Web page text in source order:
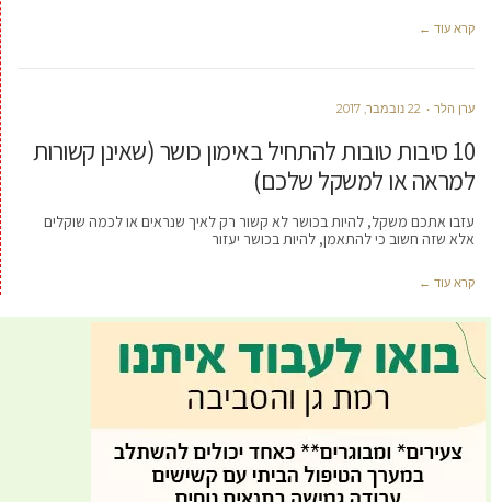
קרא עוד ←
ערן הלר 22 נובמבר, 2017
10 סיבות טובות להתחיל באימון כושר (שאינן קשורות
למראה או למשקל שלכם)
עזבו אתכם משקל, להיות בכושר לא קשור רק לאיך שנראים או לכמה שוקלים
אלא שזה חשוב כי להתאמן, להיות בכושר יעזור
קרא עוד ←